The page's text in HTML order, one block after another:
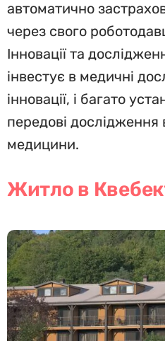
автоматично
через свого
Інновації та
інвестує в медичні
інновації, і багато
передові дослідження
медицини.
Житло в